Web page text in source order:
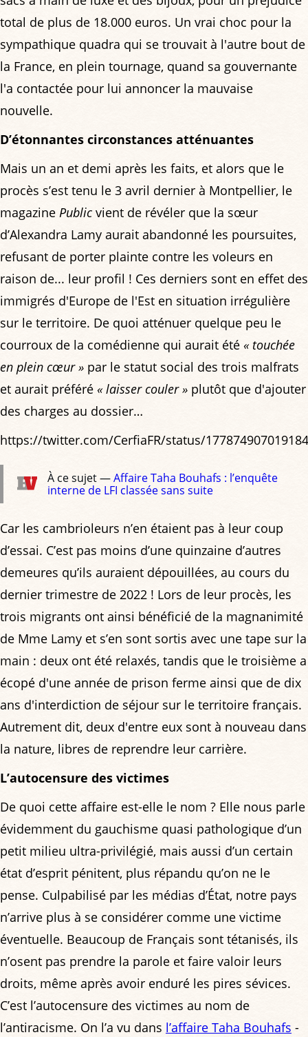
total de plus de 18.000 euros. Un vrai choc pour la
sympathique quadra qui se trouvait à l'autre bout de
la France, en plein tournage, quand sa gouvernante
l'a contactée pour lui annoncer la mauvaise
nouvelle.
D’étonnantes circonstances atténuantes
Mais un an et demi après les faits, et alors que le
procès s’est tenu le 3 avril dernier à Montpellier, le
magazine Public vient de révéler que la sœur
d’Alexandra Lamy aurait abandonné les poursuites,
refusant de porter plainte contre les voleurs en
raison de... leur profil ! Ces derniers sont en effet des
immigrés d'Europe de l'Est en situation irrégulière
sur le territoire. De quoi atténuer quelque peu le
courroux de la comédienne qui aurait été « touchée
en plein cœur » par le statut social des trois malfrats
et aurait préféré « laisser couler » plutôt que d'ajouter
des charges au dossier…
https://twitter.com/CerfiaFR/status/
À ce sujet —Affaire Taha Bouhafs : l’enquête
interne de LFI classée sans suite
Car les cambrioleurs n’en étaient pas à leur coup
d’essai. C’est pas moins d’une quinzaine d’autres
demeures qu’ils auraient dépouillées, au cours du
dernier trimestre de 2022 ! Lors de leur procès, les
trois migrants ont ainsi bénéficié de la magnanimité
de Mme Lamy et s’en sont sortis avec une tape sur la
main : deux ont été relaxés, tandis que le troisième a
écopé d'une année de prison ferme ainsi que de dix
ans d'interdiction de séjour sur le territoire français.
Autrement dit, deux d'entre eux sont à nouveau dans
la nature, libres de reprendre leur carrière.
L’autocensure des victimes
De quoi cette affaire est-elle le nom ? Elle nous parle
évidemment du gauchisme quasi pathologique d’un
petit milieu ultra-privilégié, mais aussi d’un certain
état d’esprit pénitent, plus répandu qu’on ne le
pense. Culpabilisé par les médias d’État, notre pays
n’arrive plus à se considérer comme une victime
éventuelle. Beaucoup de Français sont tétanisés, ils
n’osent pas prendre la parole et faire valoir leurs
droits, même après avoir enduré les pires sévices.
C’est l’autocensure des victimes au nom de
l’antiracisme. On l’a vu dans l’affaire Taha Bouhafs -